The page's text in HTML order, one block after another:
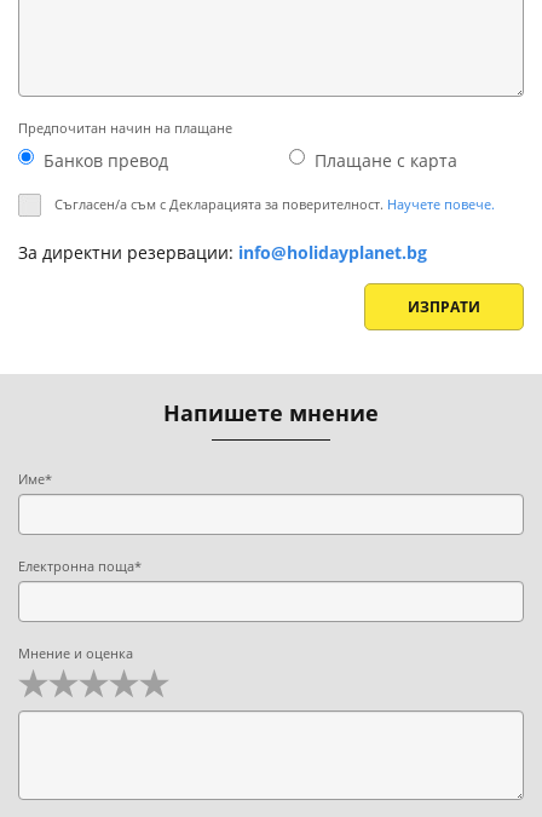
Предпочитан начин на плащане
Банков превод Плащане с картa
Съгласен/а съм с Декларацията за поверителност. Научете повече.
За директни резервации: info@holidayplanet.bg
ИЗПРАТИ
Напишете мнение
Име*
Електронна поща*
Мнение и оценка